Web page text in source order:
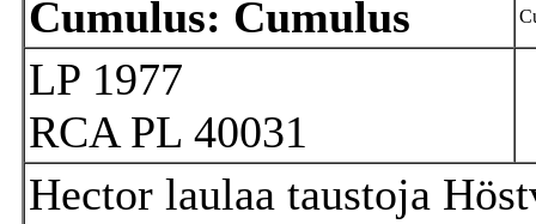
Cumulus: Cumulus
LP 1977
RCA PL 40031
Hector laulaa taustoja